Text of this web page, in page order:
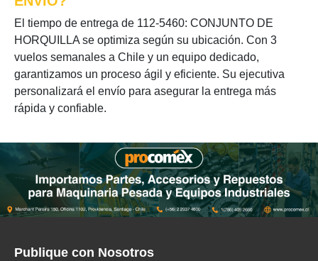
El tiempo de entrega de 112-5460: CONJUNTO DE
HORQUILLA se optimiza según su ubicación. Con 3
vuelos semanales a Chile y un equipo dedicado,
garantizamos un proceso ágil y eficiente. Su ejecutiva
personalizará el envío para asegurar la entrega más
rápida y confiable.
Publique con Nosotros